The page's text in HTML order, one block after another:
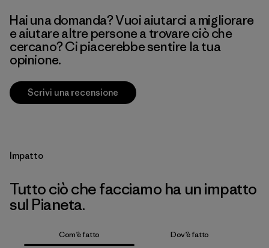
Hai una domanda? Vuoi aiutarci a migliorare
e aiutare altre persone a trovare ciò che
cercano? Ci piacerebbe sentire la tua
opinione.
Scrivi una recensione
Impatto
Tutto ciò che facciamo ha un impatto
sul Pianeta.
Com’è fatto Dov’è fatto